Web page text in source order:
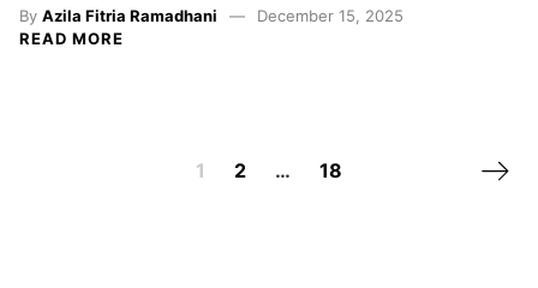
By Azila Fitria Ramadhani
December 15, 2025
READ MORE
1 2 … 18 Next